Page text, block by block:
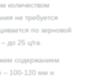
количеством
не требуется
по зерновой
до 25 ц/га.
содержанием
– 100-120 мм и